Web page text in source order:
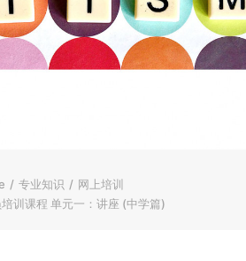
专业知识
网上培训
训课程 单元一：讲座 (中学篇)